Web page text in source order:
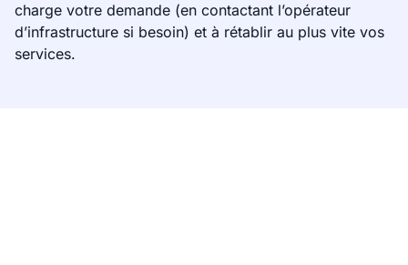
charge votre demande (en contactant l’opérateur
d’infrastructure si besoin) et à rétablir au plus vite vos
services.